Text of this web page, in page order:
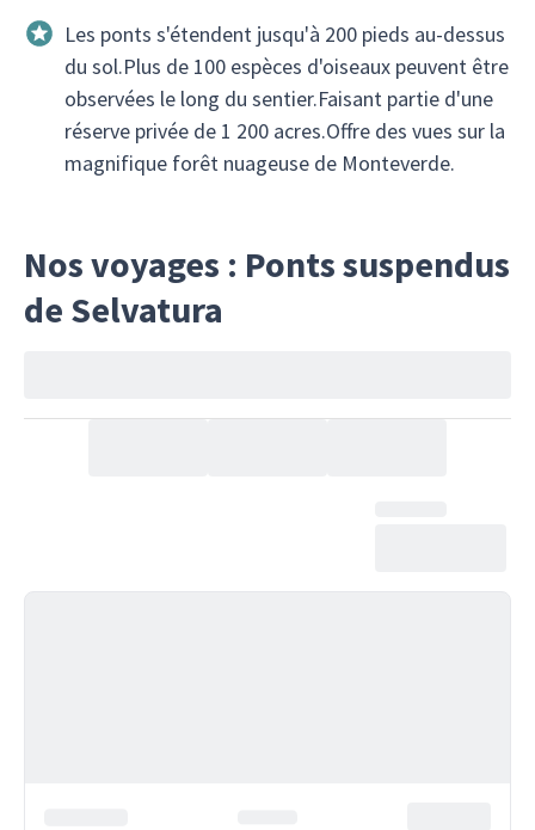
Les ponts s'étendent jusqu'à 200 pieds au-dessus
du sol.Plus de 100 espèces d'oiseaux peuvent être
observées le long du sentier.Faisant partie d'une
réserve privée de 1 200 acres.Offre des vues sur la
magnifique forêt nuageuse de Monteverde.
Nos voyages : Ponts suspendus
de Selvatura